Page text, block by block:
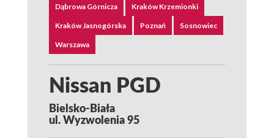
Dąbrowa Górnicza Kraków Krzemionki
Kraków Jasnogórska Poznań Sosnowiec
Warszawa
Nissan PGD
Bielsko-Biała
ul. Wyzwolenia 95